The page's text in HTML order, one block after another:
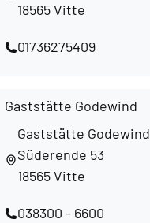
18565 Vitte
01736275409
Gaststätte Godewind
Gaststätte Godewind
Süderende 53
18565 Vitte
038300 - 6600